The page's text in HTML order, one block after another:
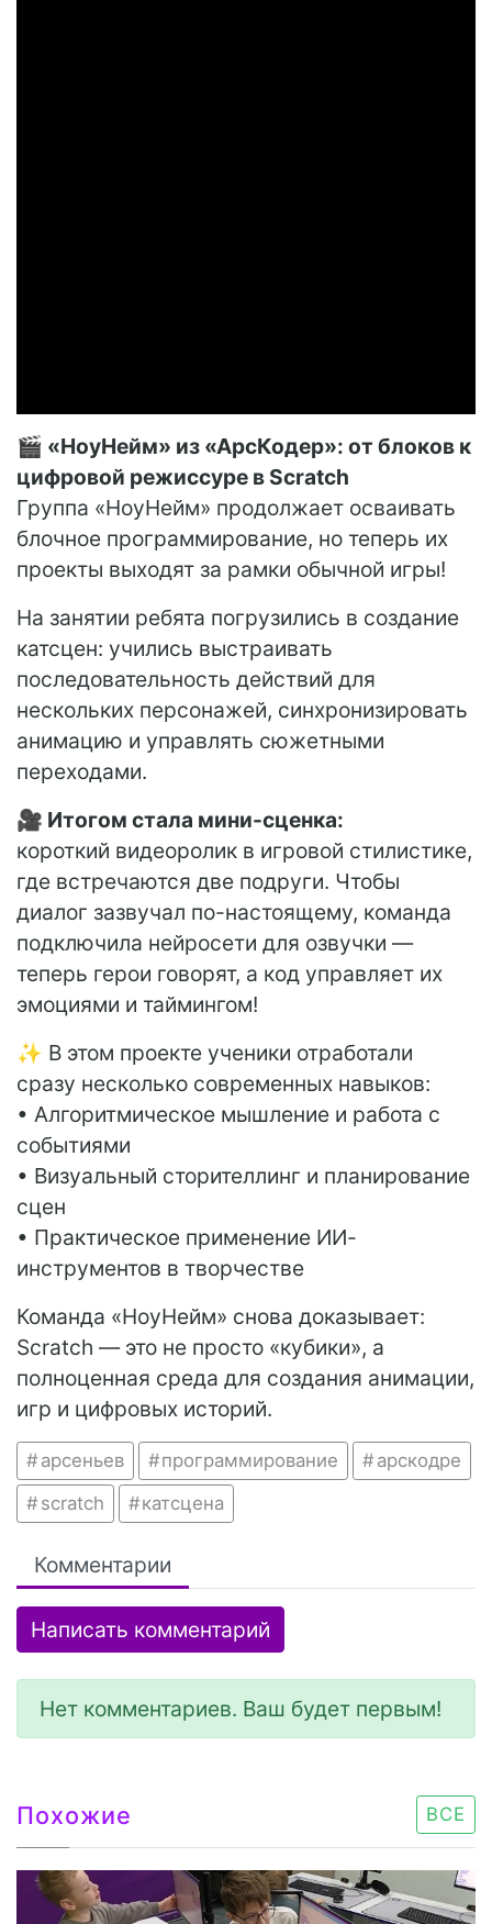
🎬 «НоуНейм» из «АрсКодер»: от блоков к
цифровой режиссуре в Scratch
Группа «НоуНейм» продолжает осваивать
блочное программирование, но теперь их
проекты выходят за рамки обычной игры!
На занятии ребята погрузились в создание
катсцен: учились выстраивать
последовательность действий для
нескольких персонажей, синхронизировать
анимацию и управлять сюжетными
переходами.
🎥 Итогом стала мини-сценка:
короткий видеоролик в игровой стилистике,
где встречаются две подруги. Чтобы
диалог зазвучал по-настоящему, команда
подключила нейросети для озвучки —
теперь герои говорят, а код управляет их
эмоциями и таймингом!
✨ В этом проекте ученики отработали
сразу несколько современных навыков:
• Алгоритмическое мышление и работа с
событиями
• Визуальный сторителлинг и планирование
сцен
• Практическое применение ИИ-
инструментов в творчестве
Команда «НоуНейм» снова доказывает:
Scratch — это не просто «кубики», а
полноценная среда для создания анимации,
игр и цифровых историй.
арсеньев программирование
арскодре
scratch
катсцена
Комментарии
Написать комментарий
Нет комментариев. Ваш будет первым!
Похожие ВСЕ